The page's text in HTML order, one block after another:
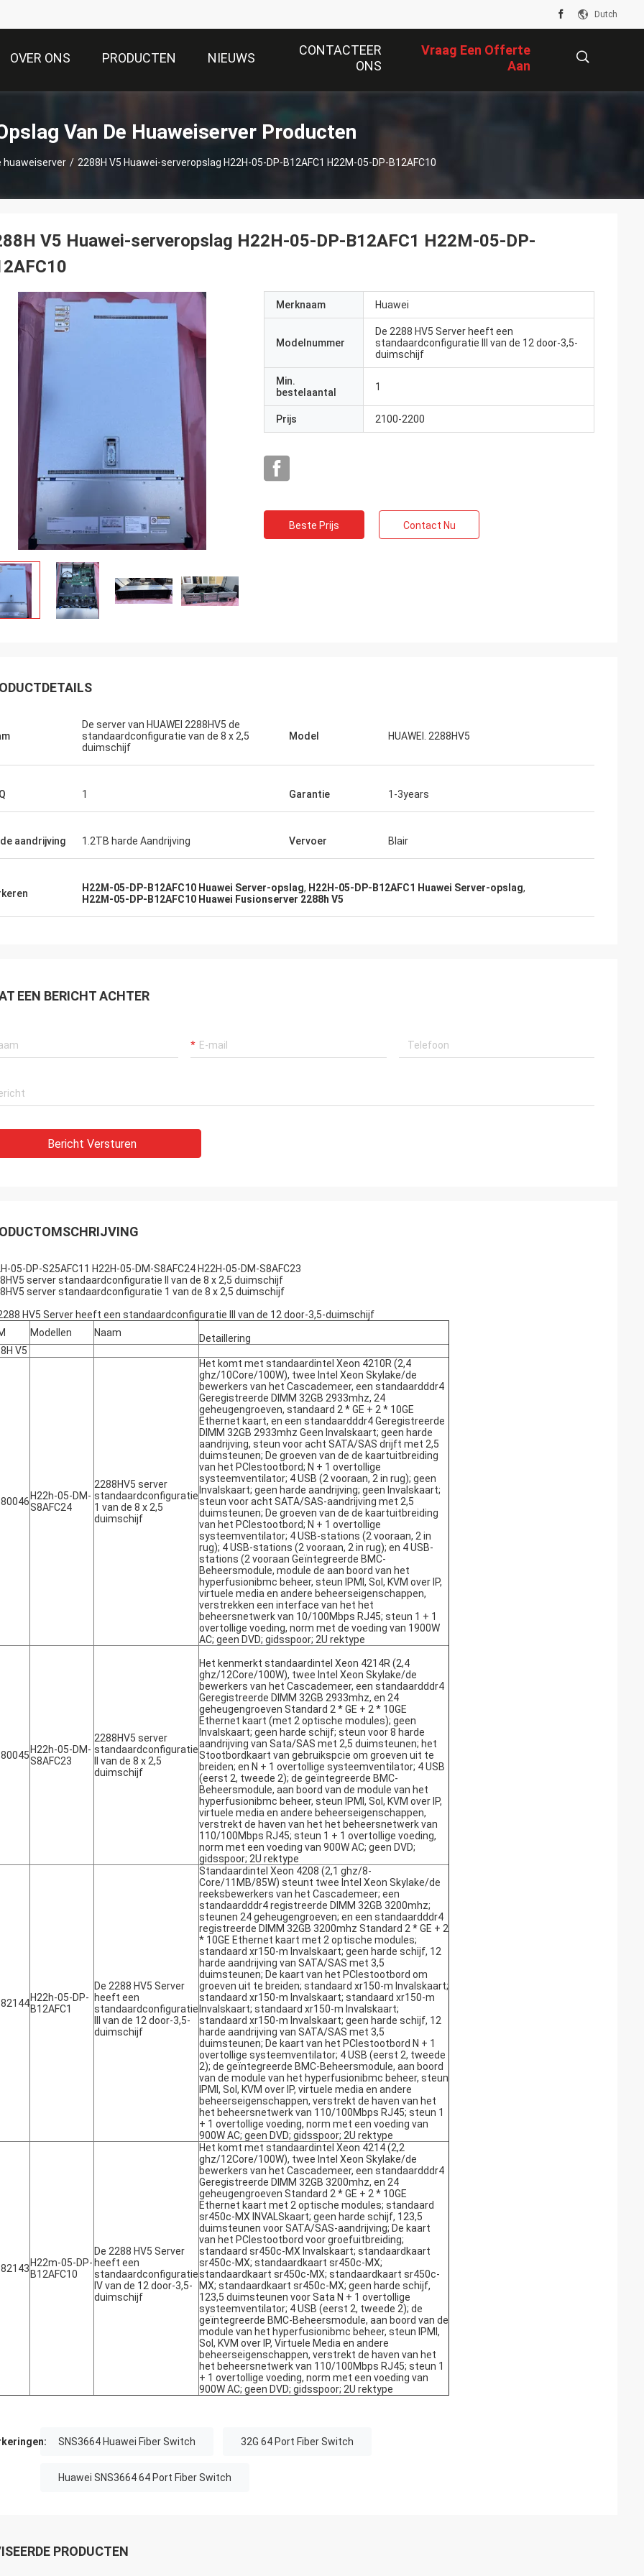
Dutch
OVER ONS PRODUCTEN NIEUWS
CONTACTEER
ONS
Vraag Een Offerte
Aan
Van De Huaweiserver Producten
huaweiserver / 2288H V5 Huawei-serveropslag H22H-05-DP-B12AFC1 H22M-05-DP-B12AFC10
V5 Huawei-serveropslag H22H-05-DP-B12AFC1 H22M-05-DP-
Merknaam Huawei
Modelnummer
De 2288 HV5 Server heeft een
standaardconfiguratie III van de 12 door-3,5-
duimschijf
Min.
bestelaantal
1
Prijs 2100-2200
Beste Prijs Contact Nu
De server van HUAWEI 2288HV5 de
standaardconfiguratie van de 8 x 2,5
duimschijf
Model HUAWEI. 2288HV5
1 Garantie 1-3years
aandrijving 1.2TB harde Aandrijving Vervoer Blair
H22M-05-DP-B12AFC10 Huawei Server-opslag, H22H-05-DP-B12AFC1 Huawei Server-opslag,
H22M-05-DP-B12AFC10 Huawei Fusionserver 2288h V5
EEN BERICHT ACHTER
Bericht Versturen
05-DP-S25AFC11 H22H-05-DM-S8AFC24 H22H-05-DM-S8AFC23
server standaardconfiguratie II van de 8 x 2,5 duimschijf
server standaardconfiguratie 1 van de 8 x 2,5 duimschijf
HV5 Server heeft een standaardconfiguratie III van de 12 door-3,5-duimschijf
Modellen Naam
Detaillering
V5
H22h-05-DM-
S8AFC24
2288HV5 server
standaardconfiguratie
1 van de 8 x 2,5
duimschijf
Het komt met standaardintel Xeon 4210R (2,4
ghz/10Core/100W), twee Intel Xeon Skylake/de
bewerkers van het Cascademeer, een standaardddr4
Geregistreerde DIMM 32GB 2933mhz, 24
geheugengroeven, standaard 2 * GE + 2 * 10GE
Ethernet kaart, en een standaardddr4 Geregistreerde
DIMM 32GB 2933mhz Geen Invalskaart; geen harde
aandrijving, steun voor acht SATA/SAS drijft met 2,5
duimsteunen; De groeven van de de kaartuitbreiding
van het PCIestootbord; N + 1 overtollige
systeemventilator; 4 USB (2 vooraan, 2 in rug); geen
Invalskaart; geen harde aandrijving; geen Invalskaart;
steun voor acht SATA/SAS-aandrijving met 2,5
duimsteunen; De groeven van de de kaartuitbreiding
van het PCIestootbord; N + 1 overtollige
systeemventilator; 4 USB-stations (2 vooraan, 2 in
rug); 4 USB-stations (2 vooraan, 2 in rug); en 4 USB-
stations (2 vooraan Geïntegreerde BMC-
Beheersmodule, module de aan boord van het
hyperfusionibmc beheer, steun IPMI, Sol, KVM over IP,
virtuele media en andere beheerseigenschappen,
verstrekken een interface van het het
beheersnetwerk van 10/100Mbps RJ45; steun 1 + 1
overtollige voeding, norm met de voeding van 1900W
AC; geen DVD; gidsspoor; 2U rektype
H22h-05-DM-
S8AFC23
2288HV5 server
standaardconfiguratie
II van de 8 x 2,5
duimschijf
Het kenmerkt standaardintel Xeon 4214R (2,4
ghz/12Core/100W), twee Intel Xeon Skylake/de
bewerkers van het Cascademeer, een standaardddr4
Geregistreerde DIMM 32GB 2933mhz, en 24
geheugengroeven Standard 2 * GE + 2 * 10GE
Ethernet kaart (met 2 optische modules); geen
Invalskaart; geen harde schijf; steun voor 8 harde
aandrijving van Sata/SAS met 2,5 duimsteunen; het
Stootbordkaart van gebruikspcie om groeven uit te
breiden; en N + 1 overtollige systeemventilator; 4 USB
(eerst 2, tweede 2); de geïntegreerde BMC-
Beheersmodule, aan boord van de module van het
hyperfusionibmc beheer, steun IPMI, Sol, KVM over IP,
virtuele media en andere beheerseigenschappen,
verstrekt de haven van het het beheersnetwerk van
110/100Mbps RJ45; steun 1 + 1 overtollige voeding,
norm met een voeding van 900W AC; geen DVD;
gidsspoor; 2U rektype
H22h-05-DP-
B12AFC1
De 2288 HV5 Server
heeft een
standaardconfiguratie
III van de 12 door-3,5-
duimschijf
Standaardintel Xeon 4208 (2,1 ghz/8-
Core/11MB/85W) steunt twee Intel Xeon Skylake/de
reeksbewerkers van het Cascademeer; een
standaardddr4 registreerde DIMM 32GB 3200mhz;
steunen 24 geheugengroeven; en een standaardddr4
registreerde DIMM 32GB 3200mhz Standard 2 * GE + 2
* 10GE Ethernet kaart met 2 optische modules;
standaard xr150-m Invalskaart; geen harde schijf, 12
harde aandrijving van SATA/SAS met 3,5
duimsteunen; De kaart van het PCIestootbord om
groeven uit te breiden; standaard xr150-m Invalskaart;
standaard xr150-m Invalskaart; standaard xr150-m
Invalskaart; standaard xr150-m Invalskaart;
standaard xr150-m Invalskaart; geen harde schijf, 12
harde aandrijving van SATA/SAS met 3,5
duimsteunen; De kaart van het PCIestootbord N + 1
overtollige systeemventilator; 4 USB (eerst 2, tweede
2); de geïntegreerde BMC-Beheersmodule, aan boord
van de module van het hyperfusionibmc beheer, steun
IPMI, Sol, KVM over IP, virtuele media en andere
beheerseigenschappen, verstrekt de haven van het
het beheersnetwerk van 110/100Mbps RJ45; steun 1
+ 1 overtollige voeding, norm met een voeding van
900W AC; geen DVD; gidsspoor; 2U rektype
H22m-05-DP-
B12AFC10
De 2288 HV5 Server
heeft een
standaardconfiguratie
IV van de 12 door-3,5-
duimschijf
Het komt met standaardintel Xeon 4214 (2,2
ghz/12Core/100W), twee Intel Xeon Skylake/de
bewerkers van het Cascademeer, een standaardddr4
Geregistreerde DIMM 32GB 3200mhz, en 24
geheugengroeven Standard 2 * GE + 2 * 10GE
Ethernet kaart met 2 optische modules; standaard
sr450c-MX INVALSkaart; geen harde schijf, 123,5
duimsteunen voor SATA/SAS-aandrijving; De kaart
van het PCIestootbord voor groefuitbreiding;
standaard sr450c-MX Invalskaart; standaardkaart
sr450c-MX; standaardkaart sr450c-MX;
standaardkaart sr450c-MX; standaardkaart sr450c-
MX; standaardkaart sr450c-MX; geen harde schijf,
123,5 duimsteunen voor Sata N + 1 overtollige
systeemventilator; 4 USB (eerst 2, tweede 2); de
geïntegreerde BMC-Beheersmodule, aan boord van de
module van het hyperfusionibmc beheer, steun IPMI,
Sol, KVM over IP, Virtuele Media en andere
beheerseigenschappen, verstrekt de haven van het
het beheersnetwerk van 110/100Mbps RJ45; steun 1
+ 1 overtollige voeding, norm met een voeding van
900W AC; geen DVD; gidsspoor; 2U rektype
SNS3664 Huawei Fiber Switch 32G 64 Port Fiber Switch
Huawei SNS3664 64 Port Fiber Switch
PRODUCTEN